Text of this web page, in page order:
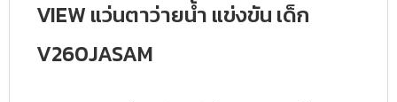
VIEW แว่นตาว่ายน้ำ แข่งขัน เด็ก
V260JASAM